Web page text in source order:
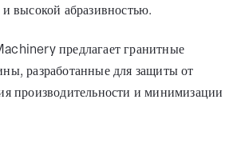
высокой абразивностью.
предлагает гранитные
разработанные для защиты от
производительности и минимизации